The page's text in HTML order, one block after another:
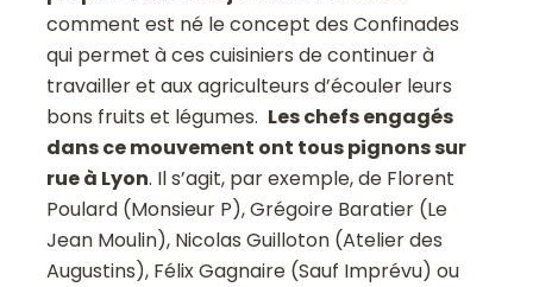
comment est né le concept des Confinades
qui permet à ces cuisiniers de continuer à
travailler et aux agriculteurs d’écouler leurs
bons fruits et légumes. Les chefs engagés
dans ce mouvement ont tous pignons sur
rue à Lyon. Il s’agit, par exemple, de Florent
Poulard (Monsieur P), Grégoire Baratier (Le
Jean Moulin), Nicolas Guilloton (Atelier des
Augustins), Félix Gagnaire (Sauf Imprévu) ou